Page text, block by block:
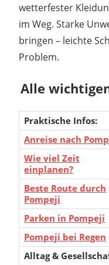
wetterfester
im Weg. Starke
bringen – leichte
Problem.
Alle
Praktische Infos:
Anreise nach
Wie viel Zeit
einplanen?
Beste Route durch
Pompeji
Parken in Pompeji
Pompeji bei Regen
Alltag &